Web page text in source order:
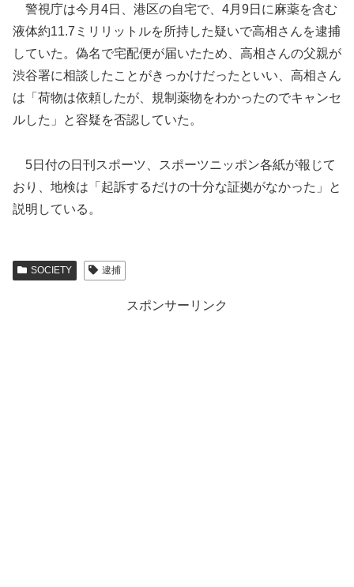
警視庁は今月4日、港区の自宅で、4月9日に麻薬を含む
液体約11.7ミリリットルを所持した疑いで高相さんを逮捕
していた。偽名で宅配便が届いたため、高相さんの父親が
渋谷署に相談したことがきっかけだったといい 、高相さん
は「荷物は依頼したが、規制薬物をわかったのでキャンセ
ルした」と容疑を否認していた。
5日付の日刊スポーツ、スポーツニッポン各紙が報じて
おり、地検は「起訴するだけの十分な証拠がなかった」と
説明している。
SOCIETY 逮捕
スポンサーリンク